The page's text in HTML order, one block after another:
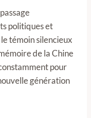
politiques et
témoin silencieux
de la Chine
pour
génération